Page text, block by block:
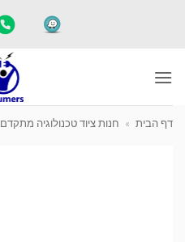
דף הבית » חנות ציוד טכנולוגיה מתקדם